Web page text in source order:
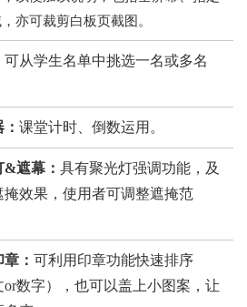
亦可裁剪白板页截图。
可从学生名单中挑选一名或多名
课堂计时、倒数运用。
&遮幕： 具有聚光灯强调功能，及
掩效果，使用者可调整遮掩范
： 可利用印章功能快速排序
or数字），也可以盖上小图案，让